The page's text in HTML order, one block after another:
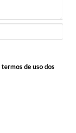
termos de uso dos